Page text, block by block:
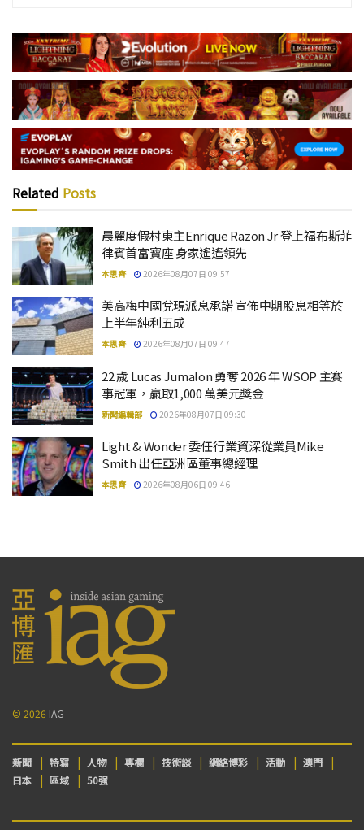
Related Posts
晨麗度假村東主Enrique Razon Jr 登上福布斯菲
律賓首富寶座 身家遙遙領先
本思齊 2026年08月07日 09:57
美高梅中國兌現派息承諾 宣佈中期股息相等於
上半年純利五成
本思齊 2026年08月07日 09:47
22 歲 Lucas Jumalon 勇奪 2026 年 WSOP 主賽
事冠軍，贏取1,000 萬美元獎金
新聞編輯部 2026年08月07日 09:30
Light & Wonder 委任行業資深從業員Mike
Smith 出任亞洲區董事總經理
本思齊 2026年08月06日 09:46
© 2026 IAG
新聞 特寫 人物 專欄 技術談 網絡博彩 活動
澳門
日本
區域 50强